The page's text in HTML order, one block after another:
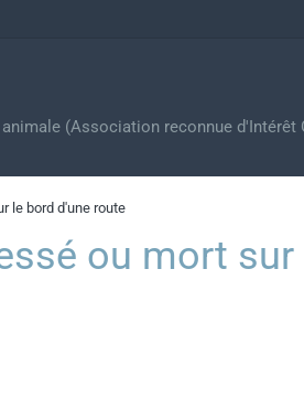
(Association reconnue d'Intérêt
le bord d'une route
ou mort sur